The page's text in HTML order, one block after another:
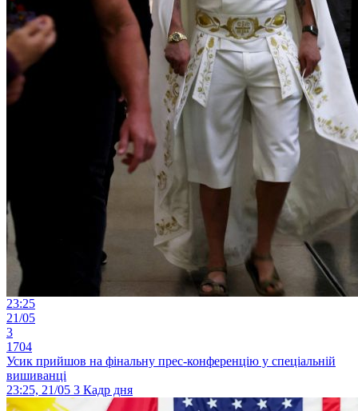
23:25
21/05
3
1704
Усик прийшов на фінальну прес-конференцію у спеціальній
вишиванці
23:25, 21/05 3 Кадр дня